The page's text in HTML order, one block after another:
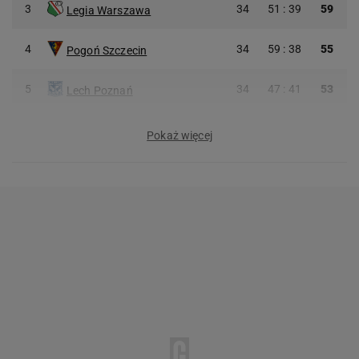
3 Legia Warszawa 34 51 : 39 59
4 Pogoń Szczecin 34 59 : 38 55
5 Lech Poznań 34 47 : 41 53
Pokaż więcej